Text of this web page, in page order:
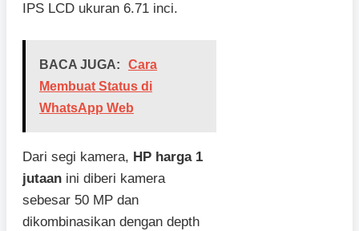
IPS LCD ukuran 6.71 inci.
BACA JUGA:
Cara
Membuat Status di
WhatsApp Web
Dari segi kamera, HP harga 1
jutaan ini diberi kamera
sebesar 50 MP dan
dikombinasikan dengan depth